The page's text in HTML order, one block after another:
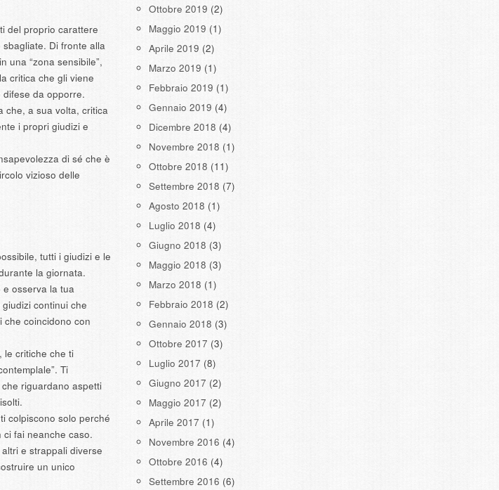
del proprio carattere
Di fronte alla
una “zona sensibile”,
critica che gli viene
da opporre.
che, a sua volta, critica
i propri giudizi e
di sé che è
vizioso delle
tutti i giudizi e le
la giornata.
e osserva la tua
continui che
che coincidono con
le critiche che ti
Ti
riguardano aspetti
colpiscono solo perché
fai neanche caso.
e strappali diverse
un unico
Ottobre 2019 (2)
Maggio 2019 (1)
Aprile 2019 (2)
Marzo 2019 (1)
Febbraio 2019 (1)
Gennaio 2019 (4)
Dicembre 2018 (4)
Novembre 2018 (1)
Ottobre 2018 (11)
Settembre 2018 (7)
Agosto 2018 (1)
Luglio 2018 (4)
Giugno 2018 (3)
Maggio 2018 (3)
Marzo 2018 (1)
Febbraio 2018 (2)
Gennaio 2018 (3)
Ottobre 2017 (3)
Luglio 2017 (8)
Giugno 2017 (2)
Maggio 2017 (2)
Aprile 2017 (1)
Novembre 2016 (4)
Ottobre 2016 (4)
Settembre 2016 (6)